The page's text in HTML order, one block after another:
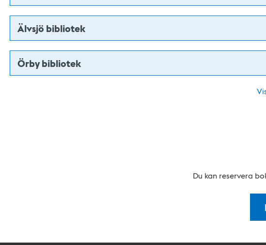
Älvsjö bibliotek
Örby bibliotek
Du kan reservera